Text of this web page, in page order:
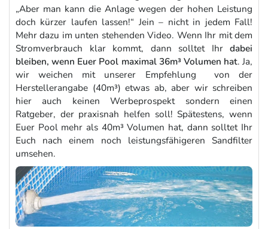
„Aber man kann die Anlage wegen der hohen Leistung
doch kürzer laufen lassen!“ Jein – nicht in jedem Fall!
Mehr dazu im unten stehenden Video. Wenn Ihr mit dem
Stromverbrauch klar kommt, dann solltet Ihr dabei
bleiben, wenn Euer Pool maximal 36m³ Volumen hat. Ja,
wir weichen mit unserer Empfehlung von der
Herstellerangabe (40m³) etwas ab, aber wir schreiben
hier auch keinen Werbeprospekt sondern einen
Ratgeber, der praxisnah helfen soll! Spätestens, wenn
Euer Pool mehr als 40m³ Volumen hat, dann solltet Ihr
Euch nach einem noch leistungsfähigeren Sandfilter
umsehen.